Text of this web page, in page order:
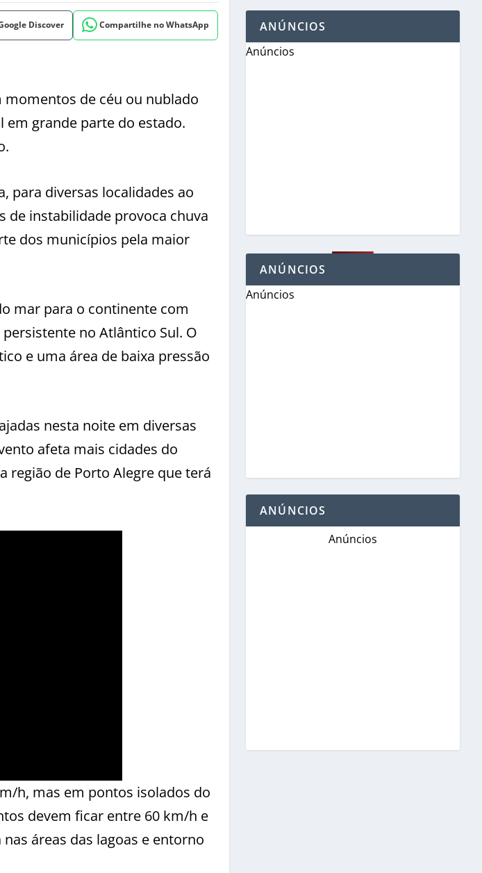
Discover Compartilhe no WhatsApp
momentos de céu ou nublado
grande parte do estado.
para diversas localidades ao
de instabilidade provoca chuva
dos municípios pela maior
mar para o continente com
no Atlântico Sul. O
e uma área de baixa pressão
nesta noite em diversas
afeta mais cidades do
região de Porto Alegre que terá
h, mas em pontos isolados do
devem ficar entre 60 km/h e
áreas das lagoas e entorno
ANÚNCIOS
Anúncios
ANÚNCIOS
Anúncios
ANÚNCIOS
Anúncios